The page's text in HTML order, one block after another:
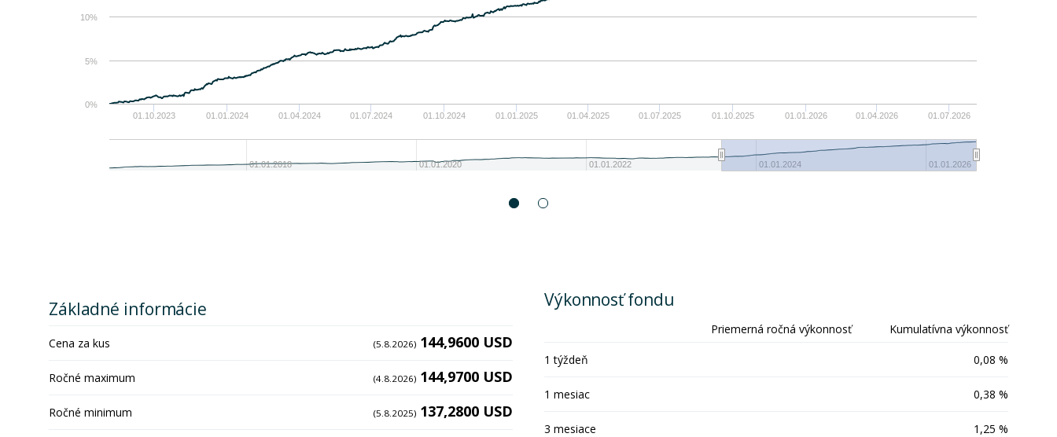
01.10.2023 01.01.2024 01.04.2024 01.07.2024 01.10.2024 01.01.2025 01.04.2025 01.07.2025 01.10.2025 01.01.2026 01.04.2026 01.07.2026
01.01.2018 01.01.2020 01.01.2022 01.01.2024 01.01.2026
0%
5%
10%
Základné informácie
Cena za kus (5.8.2026) 144,9600 USD
Ročné maximum (4.8.2026) 144,9700 USD
Ročné minimum (5.8.2025) 137,2800 USD
Výkonnosť fondu
Priemerná ročná výkonnosť Kumulatívna výkonnosť
1 týždeň 0,08 %
1 mesiac 0,38 %
3 mesiace 1,25 %